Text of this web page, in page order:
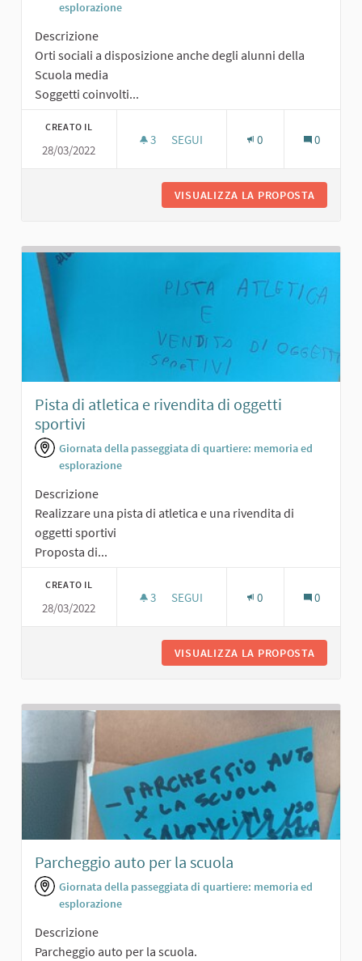
esplorazione
Descrizione
Orti sociali a disposizione anche degli alunni della
Scuola media
Soggetti coinvolti...
CREATO IL
28/03/2022
3 3 SOSTENITORI
SEGUI 0 0
VISUALIZZA LA PROPOSTA
Pista di atletica e rivendita di oggetti
sportivi
Giornata della passeggiata di quartiere: memoria ed
esplorazione
Descrizione
Realizzare una pista di atletica e una rivendita di
oggetti sportivi
Proposta di...
CREATO IL
28/03/2022
3 3 SOSTENITORI
SEGUI 0 0
VISUALIZZA LA PROPOSTA
Parcheggio auto per la scuola
Giornata della passeggiata di quartiere: memoria ed
esplorazione
Descrizione
Parcheggio auto per la scuola.